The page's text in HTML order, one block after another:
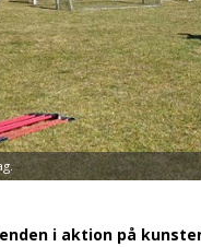
i aktion på